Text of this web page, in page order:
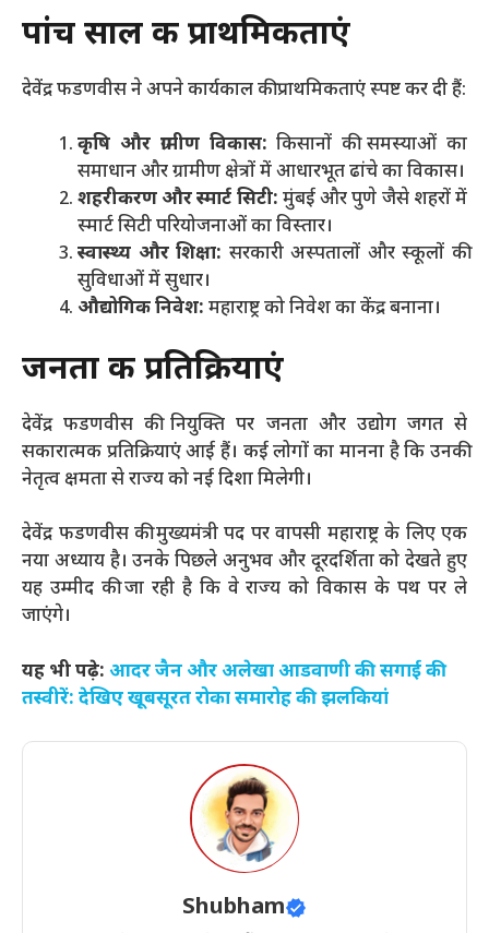
पांच साल की प्राथमिकताएं
देवेंद्र फडणवीस ने अपने कार्यकाल की प्राथमिकताएं स्पष्ट कर दी हैं:
कृषि और ग्रामीण विकास: किसानों की समस्याओं का
समाधान और ग्रामीण क्षेत्रों में आधारभूत ढांचे का विकास।
शहरीकरण और स्मार्ट सिटी: मुंबई और पुणे जैसे शहरों में
स्मार्ट सिटी परियोजनाओं का विस्तार।
स्वास्थ्य और शिक्षा: सरकारी अस्पतालों और स्कूलों की
सुविधाओं में सुधार।
औद्योगिक निवेश: महाराष्ट्र को निवेश का केंद्र बनाना।
जनता की प्रतिक्रियाएं
देवेंद्र फडणवीस की नियुक्ति पर जनता और उद्योग जगत से
सकारात्मक प्रतिक्रियाएं आई हैं। कई लोगों का मानना है कि उनकी
नेतृत्व क्षमता से राज्य को नई दिशा मिलेगी।
देवेंद्र फडणवीस की मुख्यमंत्री पद पर वापसी महाराष्ट्र के लिए एक
नया अध्याय है। उनके पिछले अनुभव और दूरदर्शिता को देखते हुए
यह उम्मीद की जा रही है कि वे राज्य को विकास के पथ पर ले
जाएंगे।
यह भी पढ़े: आदर जैन और अलेखा आडवाणी की सगाई की
तस्वीरें: देखिए खूबसूरत रोका समारोह की झलकियां
Shubham